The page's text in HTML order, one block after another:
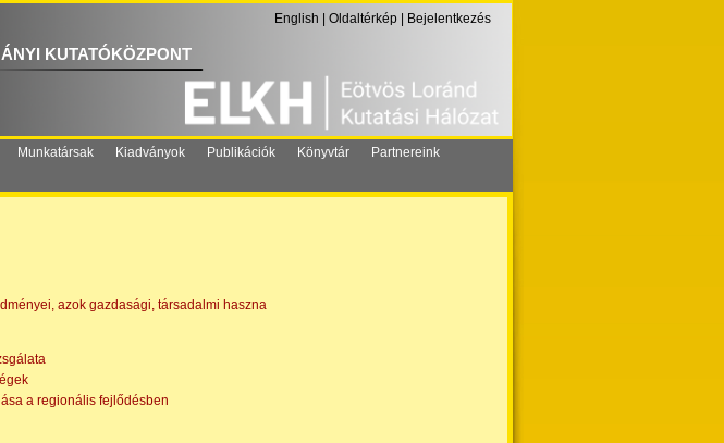
KUTATÓKÖZPONT
English Oldaltérkép Bejelentkezés
Munkatársak Kiadványok Publikációk Könyvtár
Partnereink
azok gazdasági, társadalmi haszna
a regionális fejlődésben